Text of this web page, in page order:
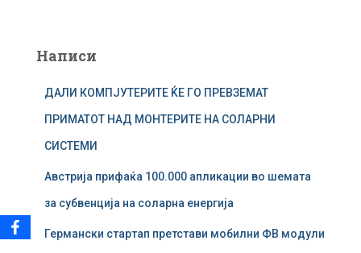
р
Написи
ДАЛИ КОМПЈУТЕРИТЕ ЌЕ ГО ПРЕВЗЕМАТ
ПРИМАТОТ НАД МОНТЕРИТЕ НА СОЛАРНИ
СИСТЕМИ
Австрија прифаќа 100.000 апликации во шемата
за субвенција на соларна енергија
Германски стартап претстави мобилни ФВ модули